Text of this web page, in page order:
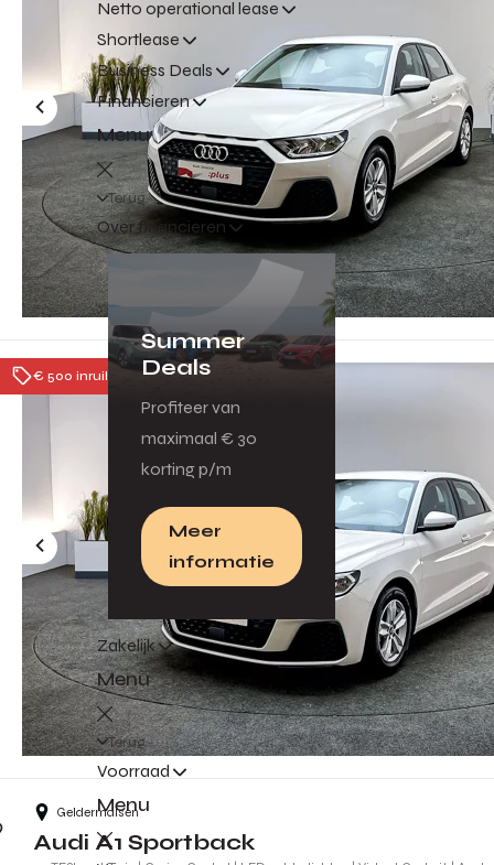
Netto operational lease
Shortlease
Business Deals
Financieren
Menu
Terug
Over financieren
Summer
Deals
Profiteer van
maximaal € 30
korting p/m
Meer
informatie
Zakelijk
Menu
Terug
Voorraad
Menu
€ 500 inruilpremie
Geldermalsen
Audi A1 Sportback